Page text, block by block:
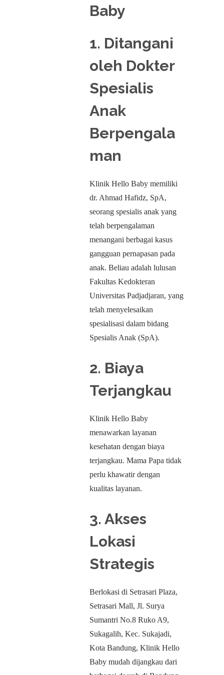
Baby
1. Ditangani
oleh Dokter
Spesialis
Anak
Berpengala
man
Klinik Hello Baby memiliki
dr. Ahmad Hafidz, SpA,
seorang spesialis anak yang
telah berpengalaman
menangani berbagai kasus
gangguan pernapasan pada
anak. Beliau adalah lulusan
Fakultas Kedokteran
Universitas Padjadjaran, yang
telah menyelesaikan
spesialisasi dalam bidang
Spesialis Anak (SpA).
2. Biaya
Terjangkau
Klinik Hello Baby
menawarkan layanan
kesehatan dengan biaya
terjangkau. Mama Papa tidak
perlu khawatir dengan
kualitas layanan.
3. Akses
Lokasi
Strategis
Berlokasi di Setrasari Plaza,
Setrasari Mall, Jl. Surya
Sumantri No.8 Ruko A9,
Sukagalih, Kec. Sukajadi,
Kota Bandung, Klinik Hello
Baby mudah dijangkau dari